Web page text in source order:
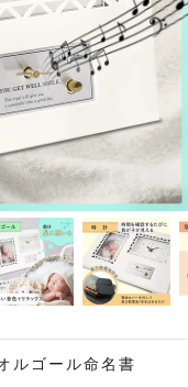
ルゴール命名書